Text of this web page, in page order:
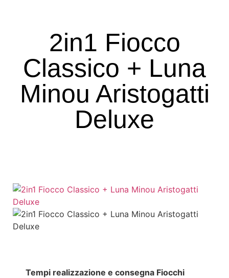
2in1 Fiocco
Classico + Luna
Minou Aristogatti
Deluxe
Tempi realizzazione e consegna Fiocchi